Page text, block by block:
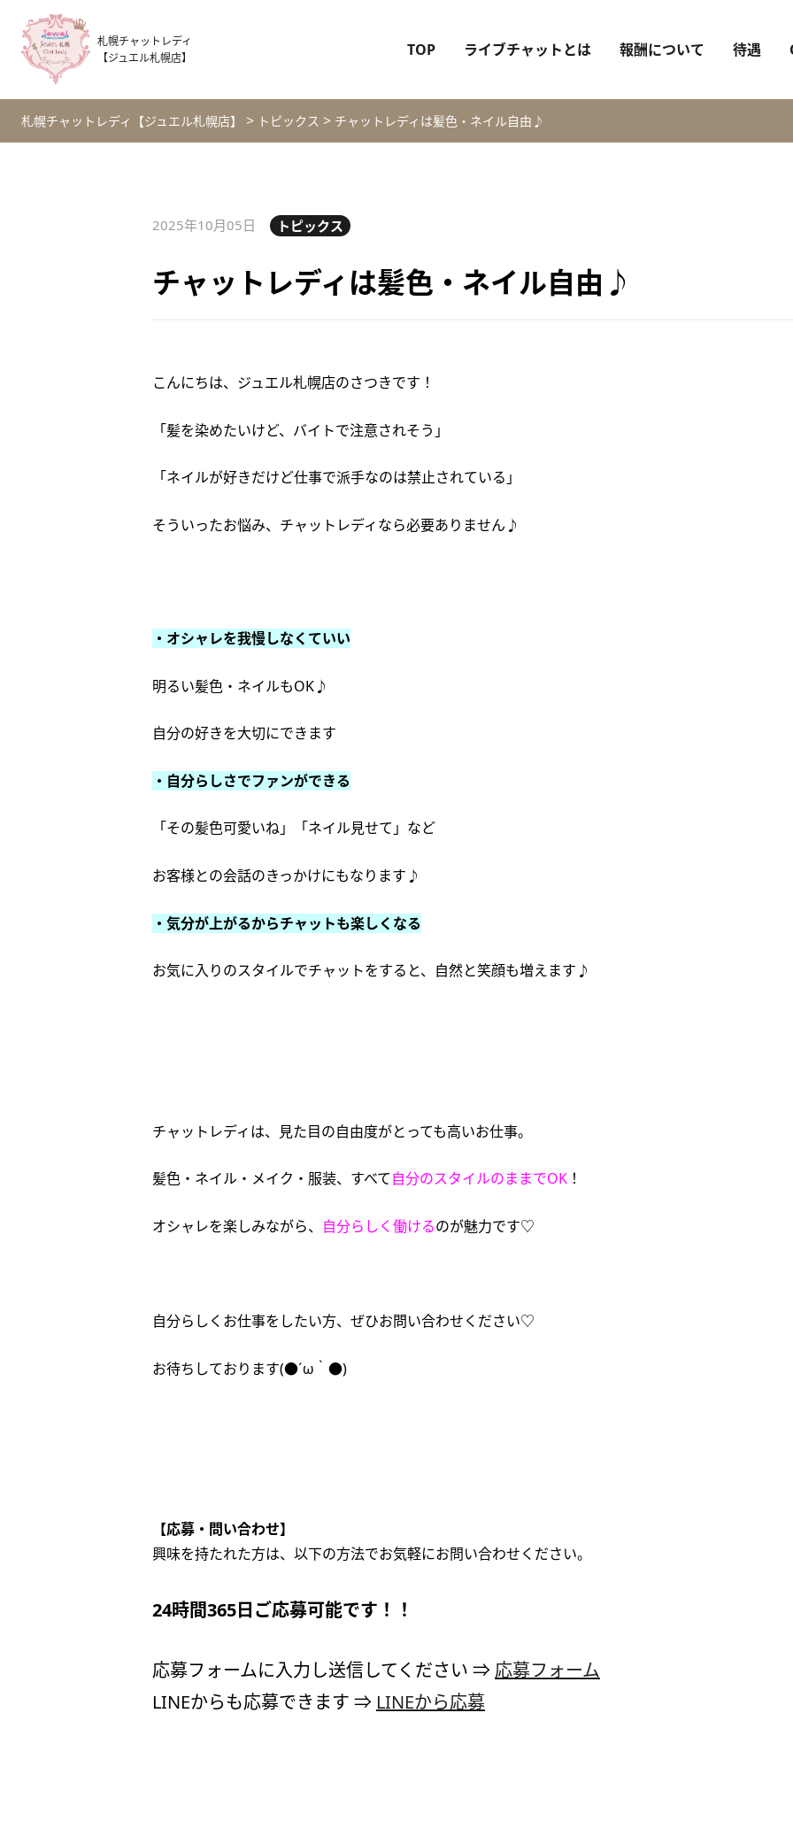
札幌チャットレディ
【ジュエル札幌店】
TOP ライブチャットとは 報酬について 待遇
札幌チャットレディ【ジュエル札幌店】 > トピックス > チャットレディは髪色・ネイル自由♪
2025年10月05日 トピックス
チャットレディは髪色・ネイル自由♪
こんにちは、ジュエル札幌店のさつきです！
「髪を染めたいけど、バイトで注意されそう」
「ネイルが好きだけど仕事で派手なのは禁止されている」
そういったお悩み、チャットレディなら必要ありません♪
・オシャレを我慢しなくていい
明るい髪色・ネイルもOK♪
自分の好きを大切にできます
・自分らしさでファンができる
「その髪色可愛いね」「ネイル見せて」など
お客様との会話のきっかけにもなります♪
・気分が上がるからチャットも楽しくなる
お気に入りのスタイルでチャットをすると、自然と笑顔も増えます♪
チャットレディは、見た目の自由度がとっても高いお仕事。
髪色・ネイル・メイク・服装、すべて自分のスタイルのままでOK ！
オシャレを楽しみながら、 自分らしく働けるのが魅力です♡
自分らしくお仕事をしたい方、ぜひお問い合わせください♡
お待ちしております(●´ω｀●)
【応募・問い合わせ】
興味を持たれた方は、以下の方法でお気軽にお問い合わせください。
24時間365日ご応募可能です！！
応募フォームに入力し送信してください ⇒ 応募フォーム
LINEからも応募できます ⇒ LINEから応募